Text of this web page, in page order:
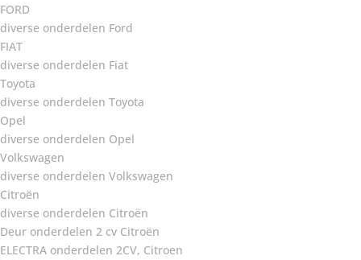
FORD
diverse onderdelen Ford
FIAT
diverse onderdelen Fiat
Toyota
diverse onderdelen Toyota
Opel
diverse onderdelen Opel
Volkswagen
diverse onderdelen Volkswagen
Citroën
diverse onderdelen Citroën
Deur onderdelen 2 cv Citroën
ELECTRA onderdelen 2CV, Citroen